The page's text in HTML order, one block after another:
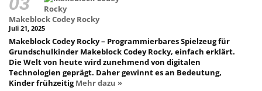
Makeblock Codey Rocky
Juli 21, 2025
Makeblock Codey Rocky – Programmierbares Spielzeug für
Grundschulkinder Makeblock Codey Rocky, einfach erklärt.
Die Welt von heute wird zunehmend von digitalen
Technologien geprägt. Daher gewinnt es an Bedeutung,
Kinder frühzeitigMehr dazu »